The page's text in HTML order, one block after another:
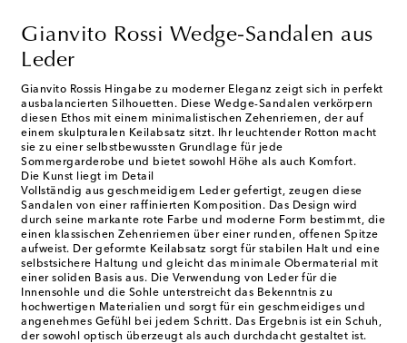
Gianvito Rossi Wedge-Sandalen aus
Leder
Gianvito Rossis Hingabe zu moderner Eleganz zeigt sich in perfekt
ausbalancierten Silhouetten. Diese Wedge-Sandalen verkörpern
diesen Ethos mit einem minimalistischen Zehenriemen, der auf
einem skulpturalen Keilabsatz sitzt. Ihr leuchtender Rotton macht
sie zu einer selbstbewussten Grundlage für jede
Sommergarderobe und bietet sowohl Höhe als auch Komfort.
Die Kunst liegt im Detail
Vollständig aus geschmeidigem Leder gefertigt, zeugen diese
Sandalen von einer raffinierten Komposition. Das Design wird
durch seine markante rote Farbe und moderne Form bestimmt, die
einen klassischen Zehenriemen über einer runden, offenen Spitze
aufweist. Der geformte Keilabsatz sorgt für stabilen Halt und eine
selbstsichere Haltung und gleicht das minimale Obermaterial mit
einer soliden Basis aus. Die Verwendung von Leder für die
Innensohle und die Sohle unterstreicht das Bekenntnis zu
hochwertigen Materialien und sorgt für ein geschmeidiges und
angenehmes Gefühl bei jedem Schritt. Das Ergebnis ist ein Schuh,
der sowohl optisch überzeugt als auch durchdacht gestaltet ist.